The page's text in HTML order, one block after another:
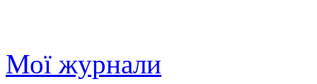
Мої журнали